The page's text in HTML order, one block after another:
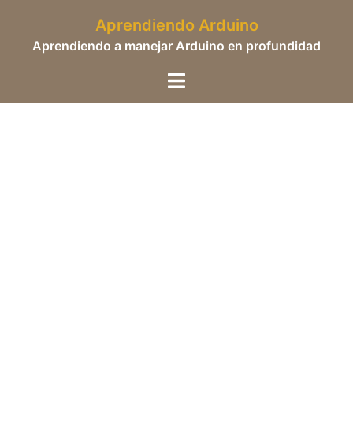
contenido
Aprendiendo Arduino
Aprendiendo a manejar Arduino en profundidad
Alternar